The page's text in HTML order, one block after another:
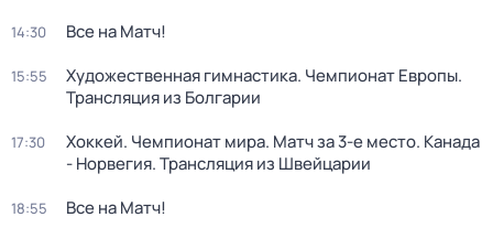
14:30 Все на Матч!
15:55
Художественная гимнастика. Чемпионат Европы.
Трансляция из Болгарии
17:30
Хоккей. Чемпионат мира. Матч за 3-е место. Канада
- Норвегия. Трансляция из Швейцарии
18:55 Все на Матч!